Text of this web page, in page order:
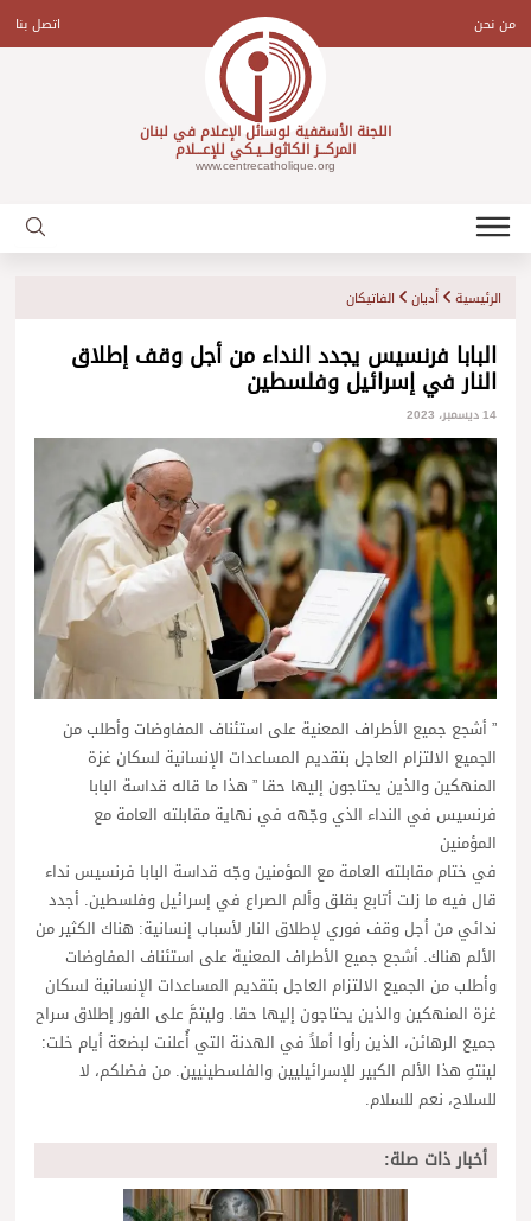
contentمن نحن اتصل بنا
اللجنة الأسقفية لوسائل الإعلام في لبنان
المركـــز الكاثولـــيـكي للإعـــلام
www.centrecatholique.org
الرئيسية أديان الفاتيكان
البابا فرنسيس يجدد النداء من أجل وقف إطلاق
النار في إسرائيل وفلسطين
14 ديسمبر، 2023
” أشجع جميع الأطراف المعنية على استئناف المفاوضات وأطلب من
الجميع الالتزام العاجل بتقديم المساعدات الإنسانية لسكان غزة
المنهكين والذين يحتاجون إليها حقا ” هذا ما قاله قداسة البابا
فرنسيس في النداء الذي وجّهه في نهاية مقابلته العامة مع
المؤمنين
في ختام مقابلته العامة مع المؤمنين وجّه قداسة البابا فرنسيس نداء
قال فيه ما زلت أتابع بقلق وألم الصراع في إسرائيل وفلسطين. أجدد
ندائي من أجل وقف فوري لإطلاق النار لأسباب إنسانية: هناك الكثير من
الألم هناك. أشجع جميع الأطراف المعنية على استئناف المفاوضات
وأطلب من الجميع الالتزام العاجل بتقديم المساعدات الإنسانية لسكان
غزة المنهكين والذين يحتاجون إليها حقا. وليتمَّ على الفور إطلاق سراح
جميع الرهائن، الذين رأوا أملاً في الهدنة التي أُعلنت لبضعة أيام خلت:
لينتهِ هذا الألم الكبير للإسرائيليين والفلسطينيين. من فضلكم، لا
للسلاح، نعم للسلام.
أخبار ذات صلة: